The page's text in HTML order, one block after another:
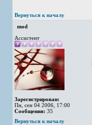
Вернуться к началу
mod
Ассистент
Зарегистрирован:
Пн, сен 04 2006, 17:00
Сообщения: 35
Вернуться к началу